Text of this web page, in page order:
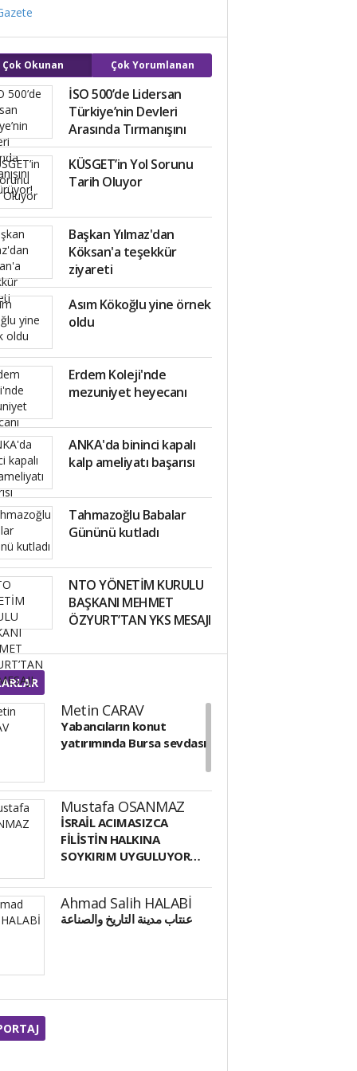
Çok Okunan Çok Yorumlanan
İSO 500’de Lidersan
Türkiye’nin Devleri
Arasında Tırmanışını
Sürdürüyor!
KÜSGET’in Yol Sorunu
Tarih Oluyor
Başkan Yılmaz'dan
Köksan'a teşekkür
ziyareti
Asım Kökoğlu yine örnek
oldu
Erdem Koleji'nde
mezuniyet heyecanı
ANKA'da bininci kapalı
kalp ameliyatı başarısı
Tahmazoğlu Babalar
Gününü kutladı
NTO YÖNETİM KURULU
BAŞKANI MEHMET
ÖZYURT’TAN YKS MESAJI
Metin CARAV
Yabancıların konut
yatırımında Bursa sevdası
Mustafa OSANMAZ
İSRAİL ACIMASIZCA
FİLİSTİN HALKINA
SOYKIRIM UYGULUYOR…
Ahmad Salih HALABİ
عنتاب مدينة التاريخ والصناعة
Ferdi BALOĞLU